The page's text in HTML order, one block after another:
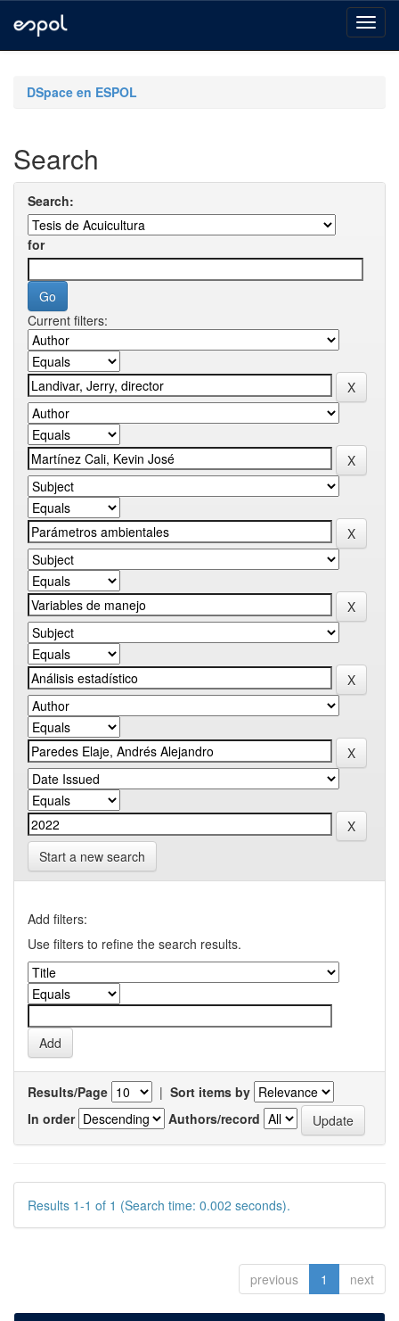
navigationDSpace en ESPOL
Search
Search:
for
Current filters:
Start a new search
Add filters:
Use filters to refine the search results.
Results/Page | Sort items by
In order
Authors/record
Results 1-1 of 1 (Search time: 0.002 seconds).
previous 1 next